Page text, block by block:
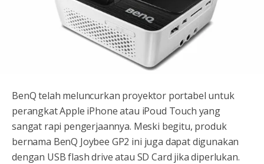
BenQ telah meluncurkan proyektor portabel untuk
perangkat Apple iPhone atau iPoud Touch yang
sangat rapi pengerjaannya. Meski begitu, produk
bernama BenQ Joybee GP2 ini juga dapat digunakan
dengan USB flash drive atau SD Card jika diperlukan.